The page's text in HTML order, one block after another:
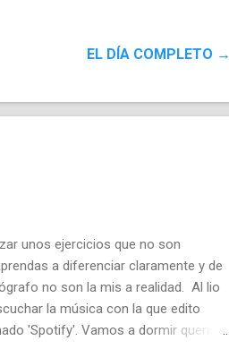
EL DÍA COMPLETO →
unos ejercicios que no son
a diferenciar claramente y de
no son la mis a realidad. Al lio
la música con la que edito
'Spotify'. Vamos a dormir querido